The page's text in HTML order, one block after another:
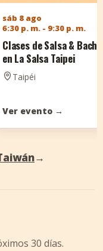
sáb 8 ago
6:30 p. m. - 9:30 p. m.
Clases de Salsa &
en La Salsa Taipei
Taipéi
Ver evento →
→
30 días.